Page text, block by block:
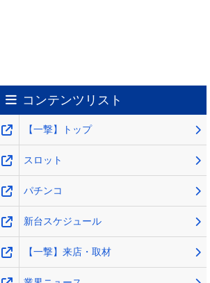
コンテンツリスト
【一撃】トップ
スロット
パチンコ
新台スケジュール
【一撃】来店・取材